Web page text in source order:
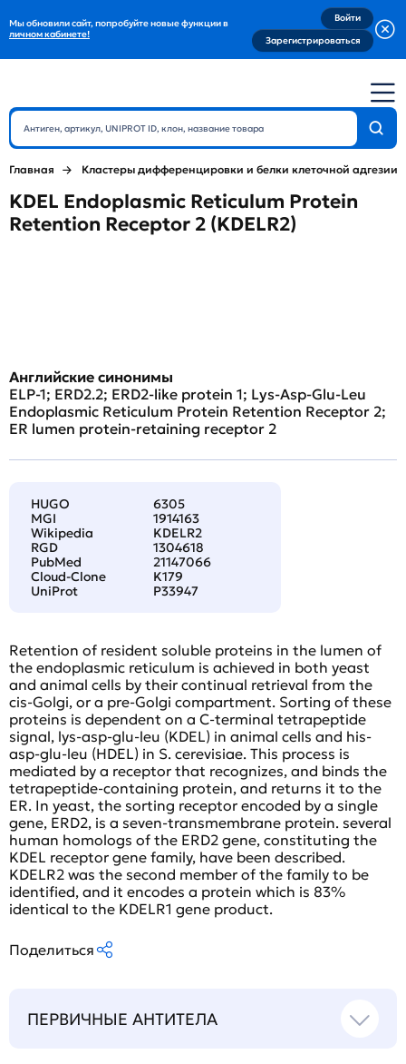
Мы обновили сайт, попробуйте новые функции в
личном кабинете!
Войти
Зарегистрироваться
Главная Кластеры дифференцировки и белки клеточной адгезии
KDEL Endoplasmic Reticulum Protein
Retention Receptor 2 (KDELR2)
Английские синонимы
ELP-1; ERD2.2; ERD2-like protein 1; Lys-Asp-Glu-Leu
Endoplasmic Reticulum Protein Retention Receptor 2;
ER lumen protein-retaining receptor 2
HUGO
6305
MGI
1914163
Wikipedia
KDELR2
RGD
1304618
PubMed
21147066
Cloud-Clone
K179
UniProt
P33947
Retention of resident soluble proteins in the lumen of
the endoplasmic reticulum is achieved in both yeast
and animal cells by their continual retrieval from the
cis-Golgi, or a pre-Golgi compartment. Sorting of these
proteins is dependent on a C-terminal tetrapeptide
signal, lys-asp-glu-leu (KDEL) in animal cells and his-
asp-glu-leu (HDEL) in S. cerevisiae. This process is
mediated by a receptor that recognizes, and binds the
tetrapeptide-containing protein, and returns it to the
ER. In yeast, the sorting receptor encoded by a single
gene, ERD2, is a seven-transmembrane protein. several
human homologs of the ERD2 gene, constituting the
KDEL receptor gene family, have been described.
KDELR2 was the second member of the family to be
identified, and it encodes a protein which is 83%
identical to the KDELR1 gene product.
Поделиться
ПЕРВИЧНЫЕ АНТИТЕЛА